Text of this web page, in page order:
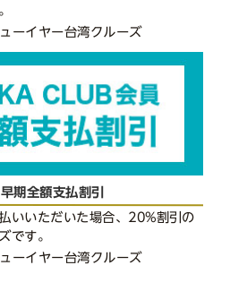
ーイヤー台湾クルーズ
期全額支払割引
いいただいた場合、20%割引の
です。
ーイヤー台湾クルーズ